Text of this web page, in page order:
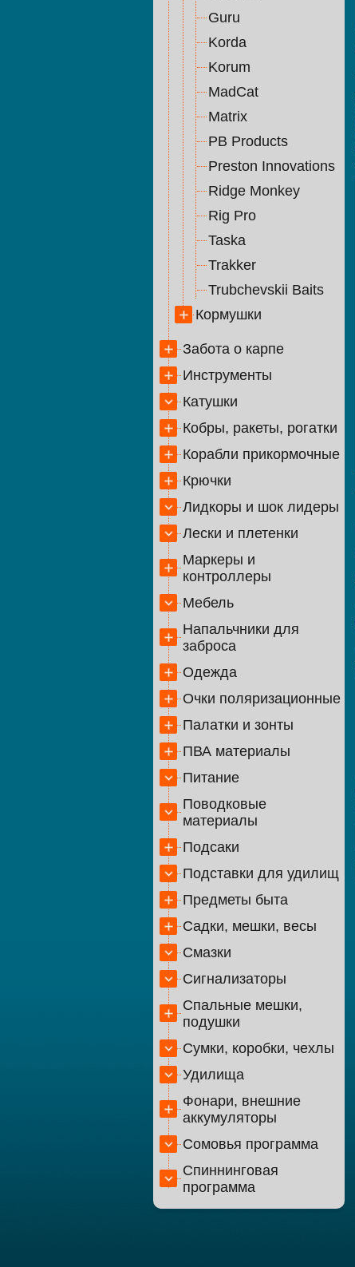
Guru
Korda
Korum
MadCat
Matrix
PB Products
Preston Innovations
Ridge Monkey
Rig Pro
Taska
Trakker
Trubchevskii Baits
Кормушки
Забота о карпе
Инструменты
Катушки
Кобры, ракеты, рогатки
Корабли прикормочные
Крючки
Лидкоры и шок лидеры
Лески и плетенки
Маркеры и
контроллеры
Мебель
Напальчники для
заброса
Одежда
Очки поляризационные
Палатки и зонты
ПВА материалы
Питание
Поводковые
материалы
Подсаки
Подставки для удилищ
Предметы быта
Садки, мешки, весы
Смазки
Сигнализаторы
Спальные мешки,
подушки
Сумки, коробки, чехлы
Удилища
Фонари, внешние
аккумуляторы
Сомовья программа
Спиннинговая
программа